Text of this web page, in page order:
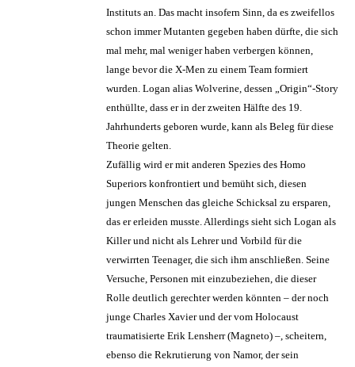
Instituts an. Das macht insofern Sinn, da es zweifellos
schon immer Mutanten gegeben haben dürfte, die sich
mal mehr, mal weniger haben verbergen können,
lange bevor die X-Men zu einem Team formiert
wurden. Logan alias Wolverine, dessen „Origin“-Story
enthüllte, dass er in der zweiten Hälfte des 19.
Jahrhunderts geboren wurde, kann als Beleg für diese
Theorie gelten.
Zufällig wird er mit anderen Spezies des Homo
Superiors konfrontiert und bemüht sich, diesen
jungen Menschen das gleiche Schicksal zu ersparen,
das er erleiden musste. Allerdings sieht sich Logan als
Killer und nicht als Lehrer und Vorbild für die
verwirrten Teenager, die sich ihm anschließen. Seine
Versuche, Personen mit einzubeziehen, die dieser
Rolle deutlich gerechter werden könnten – der noch
junge Charles Xavier und der vom Holocaust
traumatisierte Erik Lensherr (Magneto) –, scheitern,
ebenso die Rekrutierung von Namor, der sein